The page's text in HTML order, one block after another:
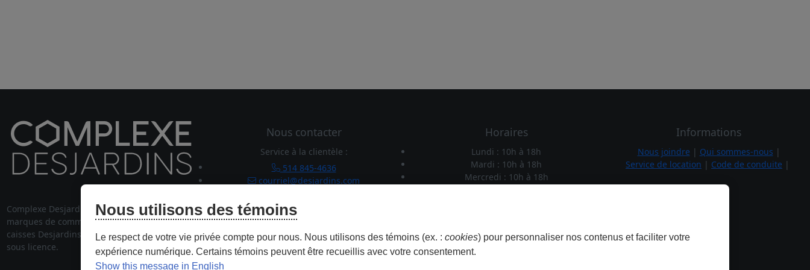
Complexe Desjardins MDet son logo sont des
marques de commerce de la Fédération des
caisses Desjardins du Québec, employées
sous licence.
Nous contacter
Service à la clientèle :
514 845-4636
courriel@desjardins.com
514 281-7000 poste 5162278
Horaires
Lundi : 10h à 18h
Mardi : 10h à 18h
Mercredi : 10h à 18h
Informations
Nous joindre | Qui sommes-nous |
Service de location | Code de conduite |
Nous utilisons des témoins
Le respect de votre vie privée compte pour nous. Nous utilisons des témoins (ex. :cookies) pour personnaliser nos contenus et faciliter votre
expérience numérique. Certains témoins peuvent être recueillis avec votre consentement.
Show this message in English